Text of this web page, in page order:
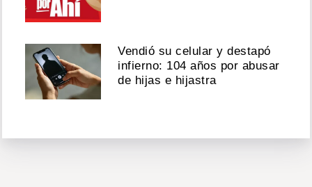
Vendió su celular y destapó
infierno: 104 años por abusar
de hijas e hijastra